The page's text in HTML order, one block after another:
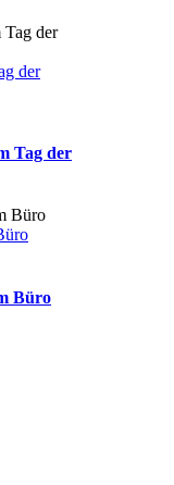
der
Tag der
Büro